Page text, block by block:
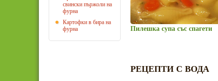
свински пържоли на
фурна
Картофки в бира на
фурна
Пилешка супа със спагети
РЕЦЕПТИ С ВОДА